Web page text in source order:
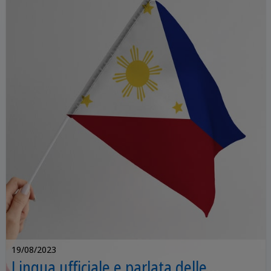
19/08/2023